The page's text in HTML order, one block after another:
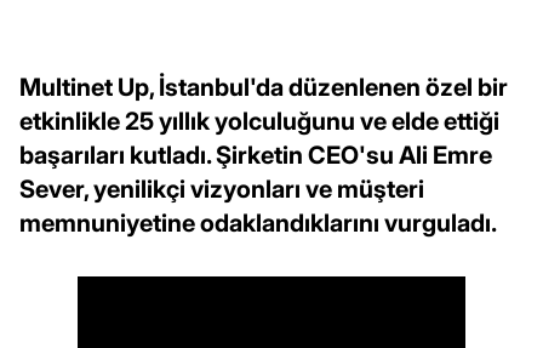
Multinet Up, İstanbul'da düzenlenen özel bir
etkinlikle 25 yıllık yolculuğunu ve elde ettiği
başarıları kutladı. Şirketin CEO'su Ali Emre
Sever, yenilikçi vizyonları ve müşteri
memnuniyetine odaklandıklarını vurguladı.